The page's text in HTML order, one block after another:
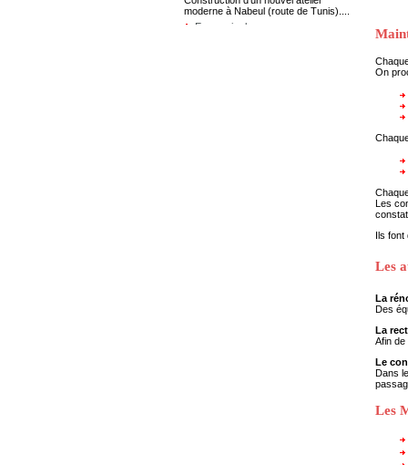
En savoir plus
On
Les
Ils font
Les
La
Des
La
Afin de
Le
Dans
Les